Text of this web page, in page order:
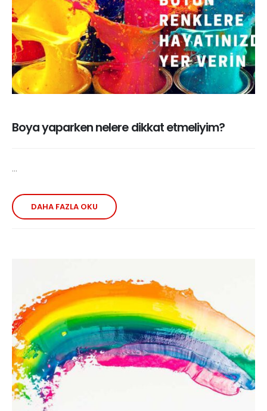
Boya yaparken nelere dikkat etmeliyim?
...
DAHA FAZLA OKU